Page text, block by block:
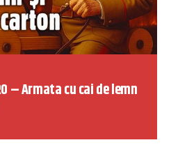
– Armata cu cai de lemn